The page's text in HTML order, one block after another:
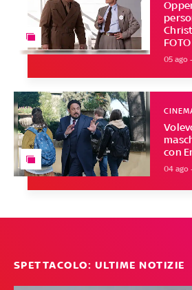
FOTO
05 ago
con
04 ago
SPETTACOLO: ULTIME NOTIZIE